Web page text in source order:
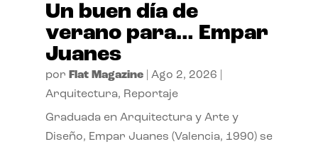
Un buen día de
verano para… Empar
Juanes
por Flat Magazine| Ago 2, 2026
Arquitectura, Reportaje
Graduada en Arquitectura y Arte y
Diseño, Empar Juanes (Valencia, 1990) se